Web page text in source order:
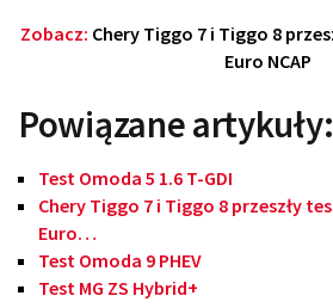
Zobacz: Chery Tiggo 7 i Tiggo 8
Euro NCAP
Powiązane artykuły:
Test Omoda 5 1.6 T-GDI
Chery Tiggo 7 i Tiggo 8 przeszły
Euro…
Test Omoda 9 PHEV
Test MG ZS Hybrid+